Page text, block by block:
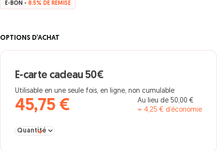
E-BON - 8.5% DE REMISE
OPTIONS D’ACHAT
E-carte cadeau 50€
Utilisable en une seule fois, en ligne, non cumulable
45,75 €
Au lieu de 50,00 €
= 4,25 € d’économie
Sélectionner la quantité pour E-carte cadeau 50€